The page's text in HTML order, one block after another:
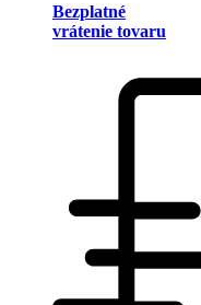
Bezplatné
vrátenie tovaru